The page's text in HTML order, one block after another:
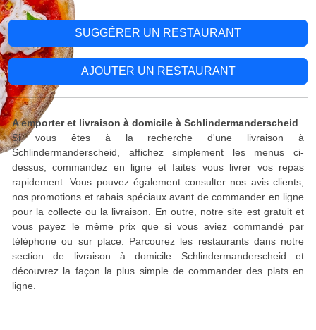
SUGGÉRER UN RESTAURANT
AJOUTER UN RESTAURANT
A emporter et livraison à domicile à Schlindermanderscheid
Si vous êtes à la recherche d'une livraison à
Schlindermanderscheid, affichez simplement les menus ci-
dessus, commandez en ligne et faites vous livrer vos repas
rapidement. Vous pouvez également consulter nos avis clients,
nos promotions et rabais spéciaux avant de commander en ligne
pour la collecte ou la livraison. En outre, notre site est gratuit et
vous payez le même prix que si vous aviez commandé par
téléphone ou sur place. Parcourez les restaurants dans notre
section de livraison à domicile Schlindermanderscheid et
découvrez la façon la plus simple de commander des plats en
ligne.